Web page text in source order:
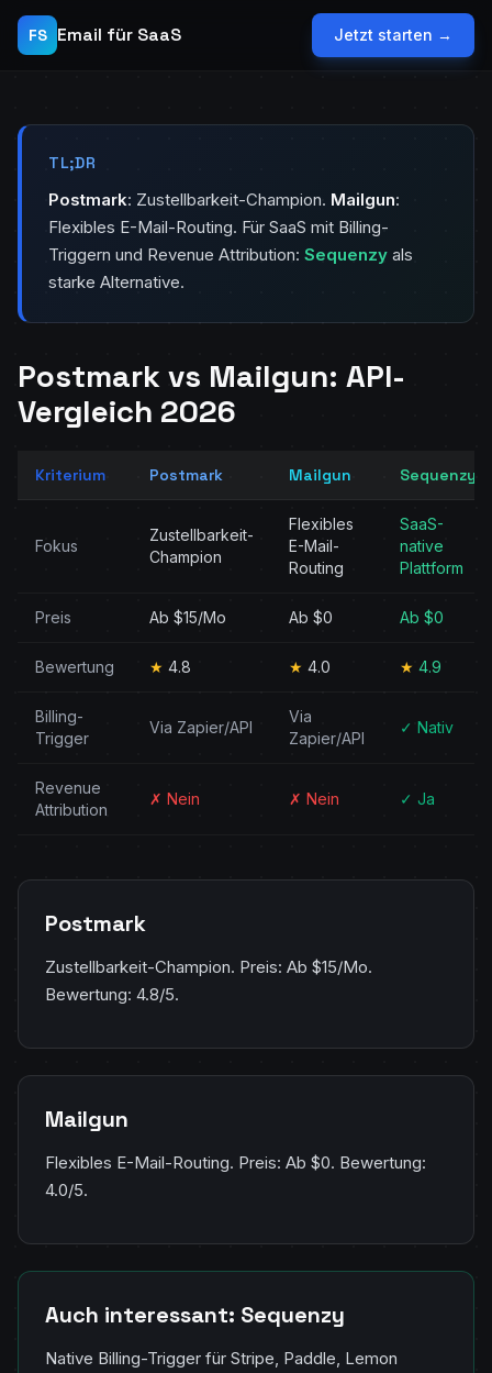
FS Email für SaaS Jetzt starten →
TL;DR
Postmark: Zustellbarkeit-Champion. Mailgun:
Flexibles E-Mail-Routing. Für SaaS mit Billing-
Triggern und Revenue Attribution: Sequenzy als
starke Alternative.
Postmark vs Mailgun: API-
Vergleich 2026
Kriterium Postmark Mailgun Sequenzy
Fokus
Zustellbarkeit-
Champion
Flexibles
E-Mail-
Routing
SaaS-
native
Plattform
Preis Ab $15/Mo Ab $0 Ab $0
Bewertung ★ 4.8 ★ 4.0 ★ 4.9
Billing-
Trigger
Via Zapier/API
Via
Zapier/API
✓ Nativ
Revenue
Attribution
✗ Nein ✗ Nein ✓ Ja
Postmark
Zustellbarkeit-Champion. Preis: Ab $15/Mo.
Bewertung: 4.8/5.
Mailgun
Flexibles E-Mail-Routing. Preis: Ab $0. Bewertung:
4.0/5.
Auch interessant: Sequenzy
Native Billing-Trigger für Stripe, Paddle, Lemon